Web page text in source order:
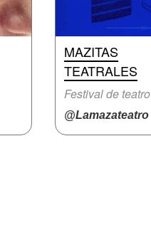
MAZITAS
TEATRALES
Festival de teatro
@Lamazateatro